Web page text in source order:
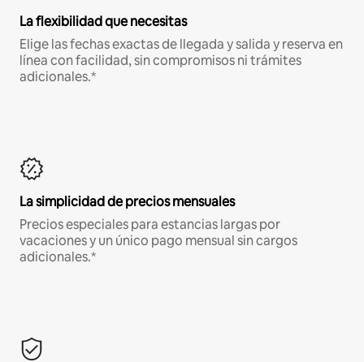
La flexibilidad que necesitas
Elige las fechas exactas de llegada y salida y reserva en
línea con facilidad, sin compromisos ni trámites
adicionales.*
La simplicidad de precios mensuales
Precios especiales para estancias largas por
vacaciones y un único pago mensual sin cargos
adicionales.*